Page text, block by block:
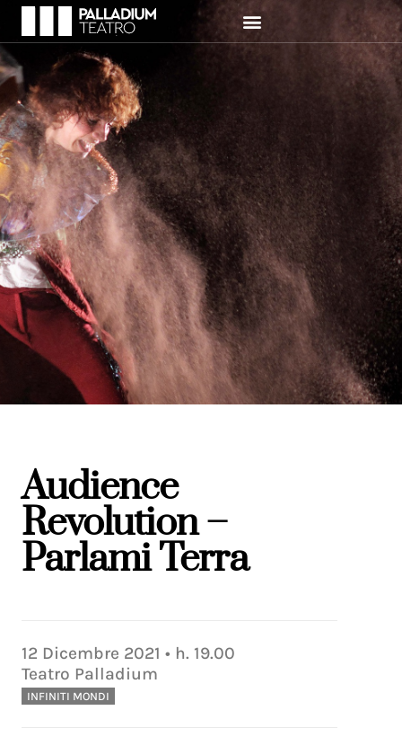
Audience
Revolution –
Parlami Terra
12 Dicembre 2021 • h. 19.00
Teatro Palladium
INFINITI MONDI